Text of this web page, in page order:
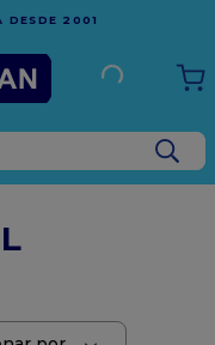
R$1.000,00 PARA O